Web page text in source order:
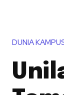
DUNIA